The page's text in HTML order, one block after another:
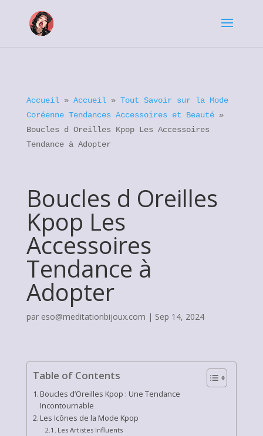
Accueil» Accueil» Tout Savoir sur la Mode
Coréenne Tendances Accessoires et Beauté»
Boucles d Oreilles Kpop Les Accessoires
Tendance à Adopter
Boucles d Oreilles
Kpop Les
Accessoires
Tendance à
Adopter
par eso@meditationbijoux.com | Sep 14, 2024
Table of Contents
Boucles d’Oreilles Kpop : Une Tendance
Incontournable
Les Icônes de la Mode Kpop
Les Artistes Influents